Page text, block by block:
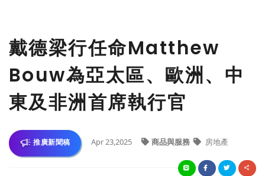
戴德梁行任命Matthew
Bouw為亞太區、歐洲、中
東及非洲首席執行官
推廣新聞稿 Apr 23,2025 商品與服務 房地產